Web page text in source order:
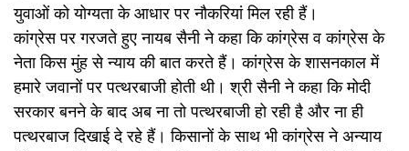
युवाओं को योग्यता के आधार पर नौकरियां मिल रही हैं।
कांग्रेस पर गरजते हुए नायब सैनी ने कहा कि कांग्रेस व कांग्रेस के
नेता किस मुंह से न्याय की बात करते हैं। कांग्रेस के शासनकाल में
हमारे जवानों पर पत्थरबाजी होती थी। श्री सैनी ने कहा कि मोदी
सरकार बनने के बाद अब ना तो पत्थरबाजी हो रही है और ना ही
पत्थरबाज दिखाई दे रहे हैं। किसानों के साथ भी कांग्रेस ने अन्याय